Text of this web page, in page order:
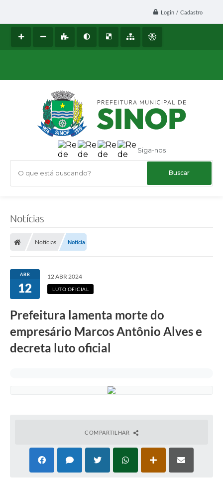
Login / Cadastro
Siga-nos
O que está buscando?
Notícias
Notícias Notícia
ABR
12
12 ABR 2024
LUTO OFICIAL
Prefeitura lamenta morte do
empresário Marcos Antônio Alves e
decreta luto oficial
COMPARTILHAR